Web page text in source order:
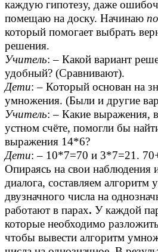
каждую гипотезу, даже
помещаю на доску. Начинаю
который помогает выбрать
решения.
Учитель: – Какой вариант
удобный? (Сравнивают).
Дети: – Который основан на
умножения. (Были и другие
Учитель: – Какие выражения,
устном счёте, помогли бы
выражения 14*6?
Дети: – 10*7=70 и 3*7=21.
Опираясь на свои наблюдения
диалога, составляем алгоритм
двузначного числа на
работают в парах. У каждой
которые необходимо
чтобы вывести алгоритм